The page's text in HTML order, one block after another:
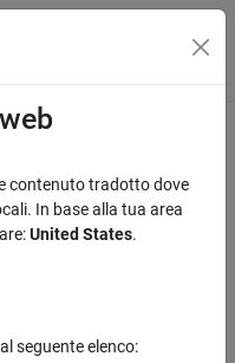
navigazione
contenuto tradotto dove
In base alla tua area
United States.
seguente elenco: